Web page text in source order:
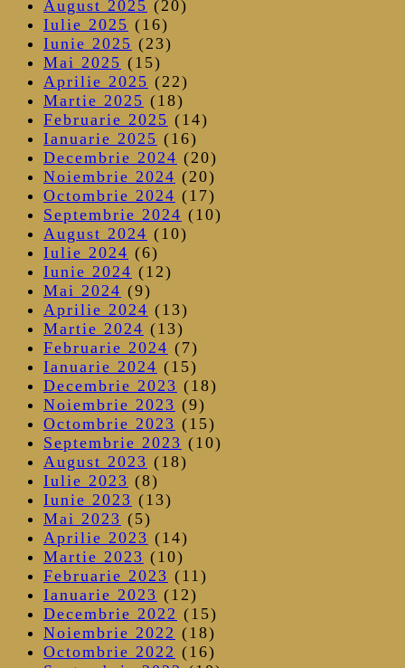
August 2025 (20)
Iulie 2025 (16)
Iunie 2025 (23)
Mai 2025 (15)
Aprilie 2025 (22)
Martie 2025 (18)
Februarie 2025 (14)
Ianuarie 2025 (16)
Decembrie 2024 (20)
Noiembrie 2024 (20)
Octombrie 2024 (17)
Septembrie 2024 (10)
August 2024 (10)
Iulie 2024 (6)
Iunie 2024 (12)
Mai 2024 (9)
Aprilie 2024 (13)
Martie 2024 (13)
Februarie 2024 (7)
Ianuarie 2024 (15)
Decembrie 2023 (18)
Noiembrie 2023 (9)
Octombrie 2023 (15)
Septembrie 2023 (10)
August 2023 (18)
Iulie 2023 (8)
Iunie 2023 (13)
Mai 2023 (5)
Aprilie 2023 (14)
Martie 2023 (10)
Februarie 2023 (11)
Ianuarie 2023 (12)
Decembrie 2022 (15)
Noiembrie 2022 (18)
Octombrie 2022 (16)